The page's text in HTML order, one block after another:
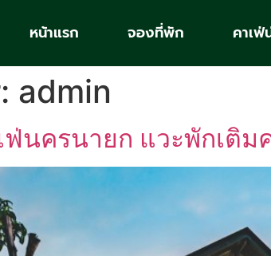
หน้าแรก จองที่พัก คาเฟ่
admin
ฟ่นครนายก แวะพักเติม